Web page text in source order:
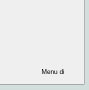
Menu di